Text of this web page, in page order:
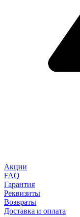
Акции
FAQ
Гарантия
Реквизиты
Возвраты
Доставка и оплата